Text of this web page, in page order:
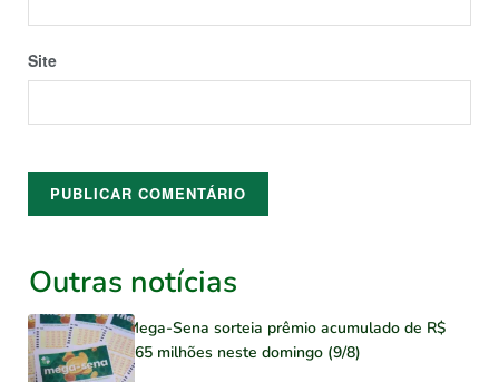
Site
Outras notícias
Mega-Sena sorteia prêmio acumulado de R$
165 milhões neste domingo (9/8)